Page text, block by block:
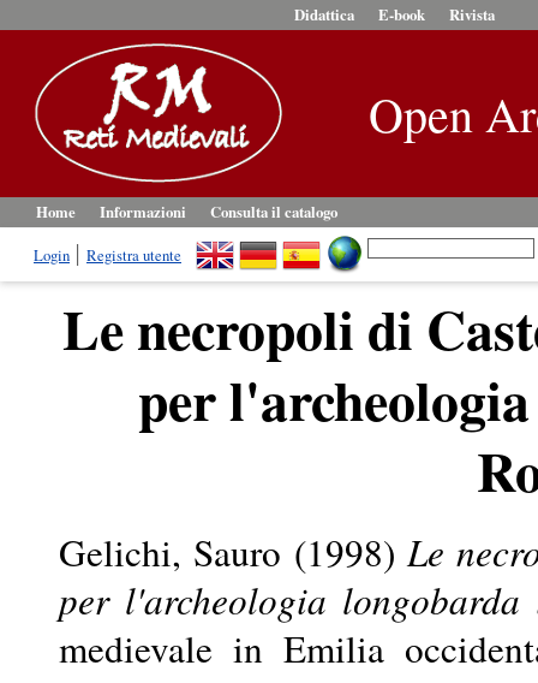
Didattica E-book Rivista
Open
Home Informazioni
Consulta il catalogo
Login
Registra utente
Le necropoli di
per
Gelichi, Sauro (1998)Le
per l'archeologia
medievale in Emilia